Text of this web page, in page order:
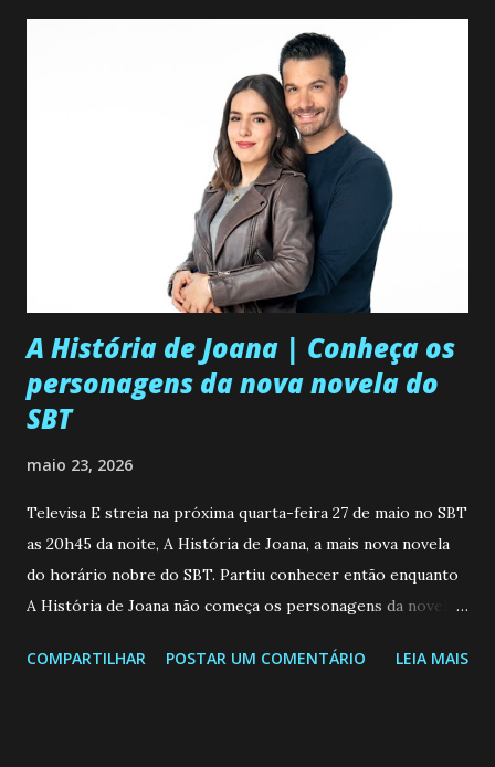
A História de Joana | Conheça os
personagens da nova novela do
SBT
maio 23, 2026
Televisa E streia na próxima quarta-feira 27 de maio no SBT
as 20h45 da noite, A História de Joana, a mais nova novela
do horário nobre do SBT. Partiu conhecer então enquanto
A História de Joana não começa os personagens da novela?
de 25/05/26 a 31/05/26 JOANA GUADALUPE (Camila
COMPARTILHAR POSTAR UM COMENTÁRIO LEIA MAIS